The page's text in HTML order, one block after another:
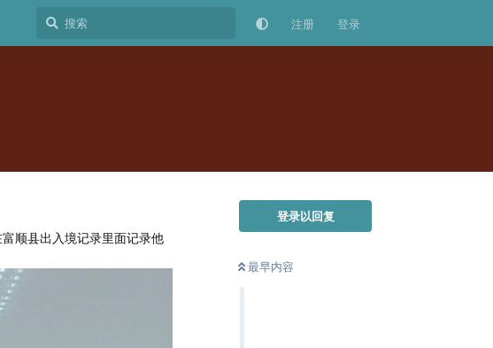
注册 登录
登录以回复
最早内容
顺县出入境记录里面记录他